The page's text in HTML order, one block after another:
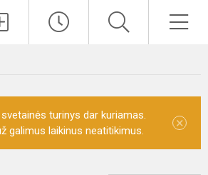
turinys dar kuriamas.
galimus laikinus neatitikimus.
×